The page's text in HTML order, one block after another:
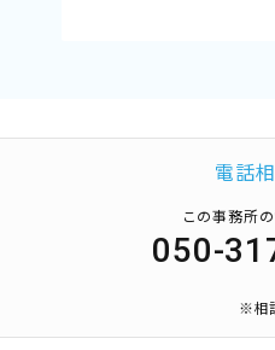
電話
この事務所
050-
※相